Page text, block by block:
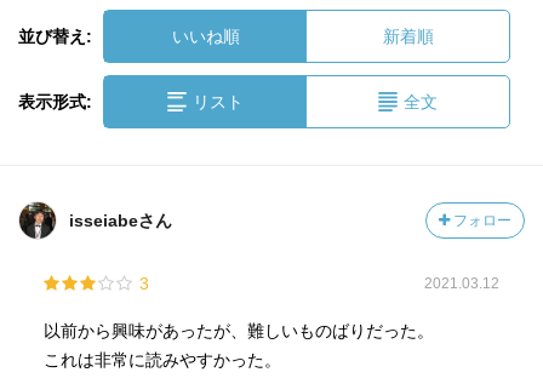
並び替え: いいね順 新着順
表示形式: リスト 全文
isseiabeさん フォロー
3 2021.03.12
以前から興味があったが、難しいものばりだった。
これは非常に読みやすかった。